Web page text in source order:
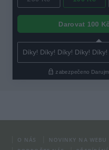
O NÁS NOVINKY NA WEBU